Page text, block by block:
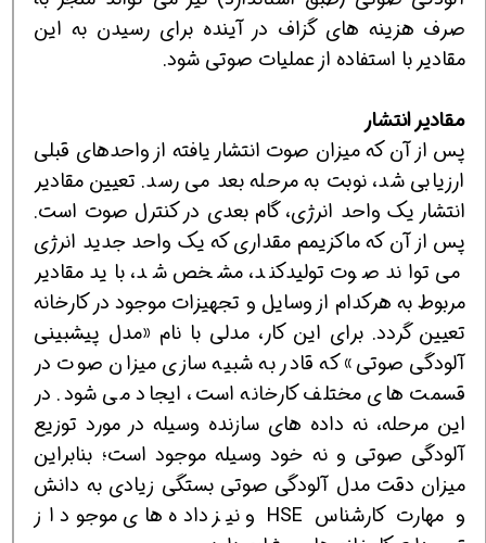
صرف هزینه های گزاف در آینده برای رسیدن به این
مقادیر با استفاده از عملیات صوتی شود.
مقادیر انتشار
پس از آن که میزان صوت انتشار یافته از واحدهای قبلی
ارزیابی شد، نوبت به مرحله بعد می رسد. تعیین مقادیر
انتشار یک واحد انرژی، گام بعدی در کنترل صوت است.
پس از آن که ماکزیمم مقداری که یک واحد جدید انرژی
می تواند صوت تولیدکند، مشخص شد، باید مقادیر
مربوط به هرکدام از وسایل و تجهیزات موجود در کارخانه
تعیین گردد. برای این کار، مدلی با نام «مدل پیشبینی
آلودگی صوتی» که قادر به شبیه سازی میزان صوت در
قسمت های مختلف کارخانه است، ایجاد می شود. در
این مرحله، نه داده های سازنده وسیله در مورد توزیع
آلودگی صوتی و نه خود وسیله موجود است؛ بنابراین
میزان دقت مدل آلودگی صوتی بستگی زیادی به دانش
و مهارت کارشناس HSE و نیز داده های موجود از